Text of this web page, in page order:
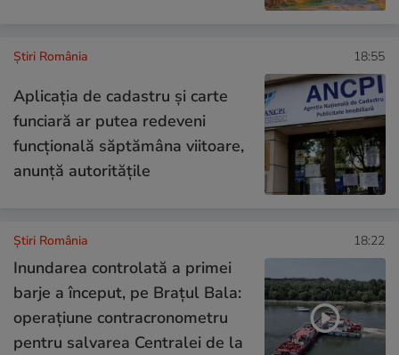
Știri România 18:55
Aplicația de cadastru și carte
funciară ar putea redeveni
funcțională săptămâna viitoare,
anunță autoritățile
Știri România 18:22
Inundarea controlată a primei
barje a început, pe Brațul Bala:
operațiune contracronometru
pentru salvarea Centralei de la